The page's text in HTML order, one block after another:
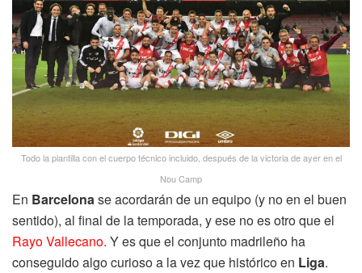
Todo la plantilla con el cuerpo técnico incluido, después de la victoria de ayer en el
Nou Camp
En Barcelonase acordarán de un equipo (y no en el buen
sentido), al final de la temporada, y ese no es otro que el
Rayo Vallecano. Y es que el conjunto madrileño ha
conseguido algo curioso a la vez que histórico en Liga.